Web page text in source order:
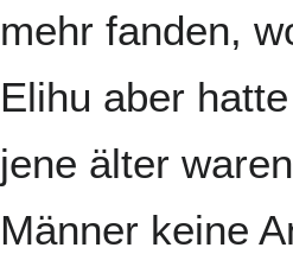
mehr fanden,
Elihu aber
jene älter
Männer keine